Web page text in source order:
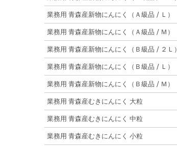
業務用 青森産新物にんにく（Ａ級品 / Ｌ）
業務用 青森産新物にんにく（Ａ級品 / Ｍ）
業務用 青森産新物にんにく（Ｂ級品 / ２Ｌ）
業務用 青森産新物にんにく（Ｂ級品 / Ｌ）
業務用 青森産新物にんにく（Ｂ級品 / Ｍ）
業務用 青森産むきにんにく 大粒
業務用 青森産むきにんにく 中粒
業務用 青森産むきにんにく 小粒